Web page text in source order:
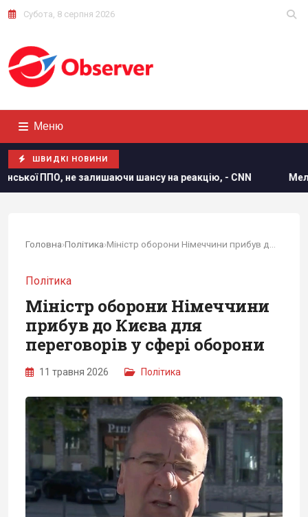
Субота, 8 серпня 2026
Меню
ШВИДКІ НОВИНИ
шансу на реакцію, - CNN Мелоні відреагувала на
Головна›Політика›
Політика
Міністр оборони Німеччини
прибув до Києва для
переговорів у сфері оборони
11 травня 2026 Політика